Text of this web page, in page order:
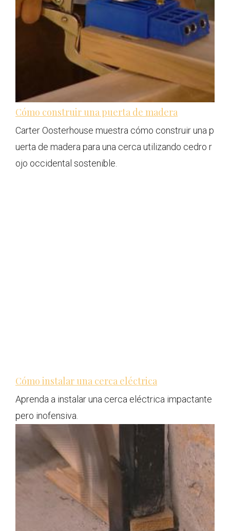
Cómo construir una puerta de madera
Carter Oosterhouse muestra cómo construir una p
uerta de madera para una cerca utilizando cedro r
ojo occidental sostenible.
Cómo instalar una cerca eléctrica
Aprenda a instalar una cerca eléctrica impactante
pero inofensiva.